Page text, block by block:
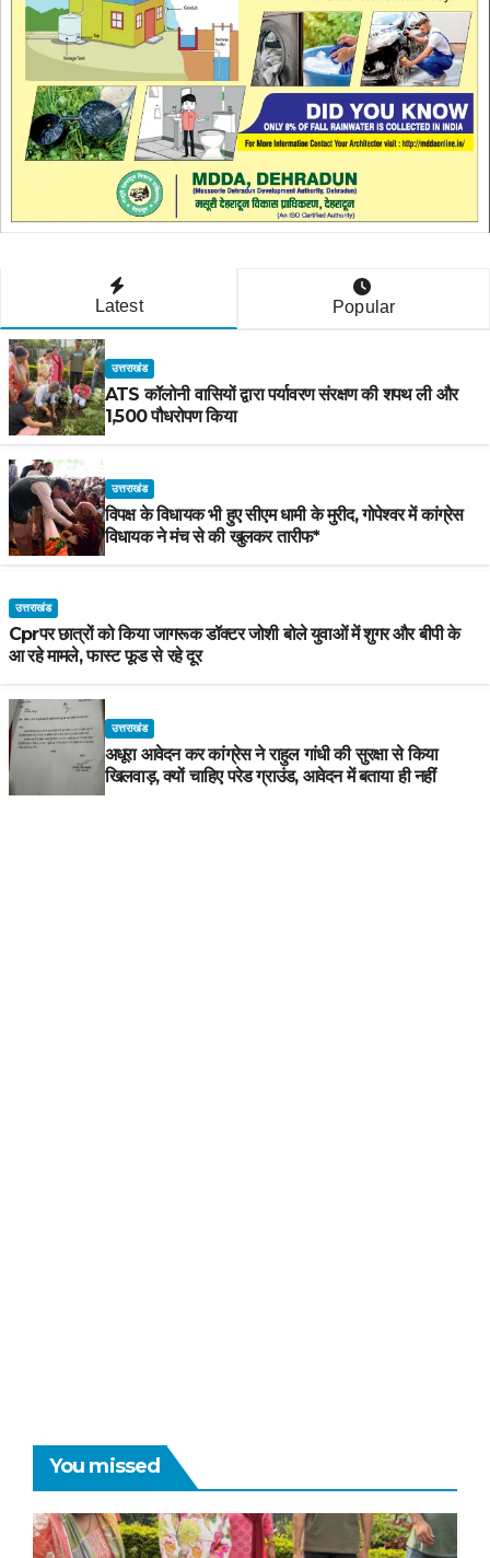
Latest Popular
उत्तराखंड
ATS कॉलोनी वासियों द्वारा पर्यावरण संरक्षण की शपथ ली और
1,500 पौधरोपण किया
उत्तराखंड
विपक्ष के विधायक भी हुए सीएम धामी के मुरीद, गोपेश्वर में कांग्रेस
विधायक ने मंच से की खुलकर तारीफ*
उत्तराखंड
Cprपर छात्रों को किया जागरूक डॉक्टर जोशी बोले युवाओं में शुगर और बीपी के
आ रहे मामले, फास्ट फूड से रहे दूर
उत्तराखंड
अधूरा आवेदन कर कांग्रेस ने राहुल गांधी की सुरक्षा से किया
खिलवाड़, क्यों चाहिए परेड ग्राउंड, आवेदन में बताया ही नहीं
You missed